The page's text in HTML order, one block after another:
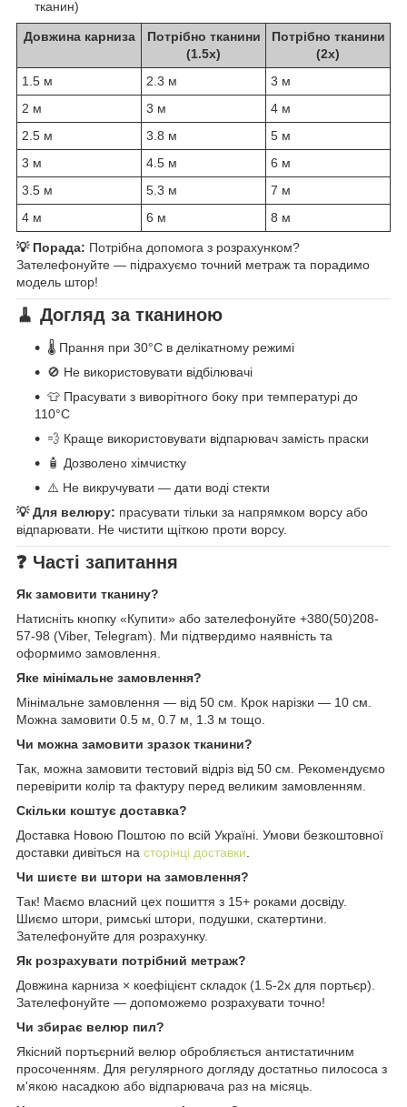
тканин)
Довжина карниза
Потрібно тканини
(1.5x)
Потрібно тканини
(2x)
1.5 м
2.3 м
3 м
2 м
3 м
4 м
2.5 м
3.8 м
5 м
3 м
4.5 м
6 м
3.5 м
5.3 м
7 м
4 м
6 м 8 м
💡 Порада: Потрібна допомога з розрахунком?
Зателефонуйте — підрахуємо точний метраж та порадимо
модель штор!
🧹 Догляд за тканиною
🌡️ Прання при 30°C в делікатному режимі
🚫 Не використовувати відбілювачі
👕 Прасувати з виворітного боку при температурі до
110°C
💨 Краще використовувати відпарювач замість праски
🧴 Дозволено хімчистку
⚠️ Не викручувати — дати воді стекти
💡 Для велюру: прасувати тільки за напрямком ворсу або
відпарювати. Не чистити щіткою проти ворсу.
❓ Часті запитання
Як замовити тканину?
Натисніть кнопку «Купити» або зателефонуйте +380(50)208-
57-98 (Viber, Telegram). Ми підтвердимо наявність та
оформимо замовлення.
Яке мінімальне замовлення?
Мінімальне замовлення — від 50 см. Крок нарізки — 10 см.
Можна замовити 0.5 м, 0.7 м, 1.3 м тощо.
Чи можна замовити зразок тканини?
Так, можна замовити тестовий відріз від 50 см. Рекомендуємо
перевірити колір та фактуру перед великим замовленням.
Скільки коштує доставка?
Доставка Новою Поштою по всій Україні. Умови безкоштовної
доставки дивіться на сторінці доставки.
Чи шиєте ви штори на замовлення?
Так! Маємо власний цех пошиття з 15+ роками досвіду.
Шиємо штори, римські штори, подушки, скатертини.
Зателефонуйте для розрахунку.
Як розрахувати потрібний метраж?
Довжина карниза × коефіцієнт складок (1.5-2x для портьєр).
Зателефонуйте — допоможемо розрахувати точно!
Чи збирає велюр пил?
Якісний портьєрний велюр обробляється антистатичним
просоченням. Для регулярного догляду достатньо пилососа з
м'якою насадкою або відпарювача раз на місяць.